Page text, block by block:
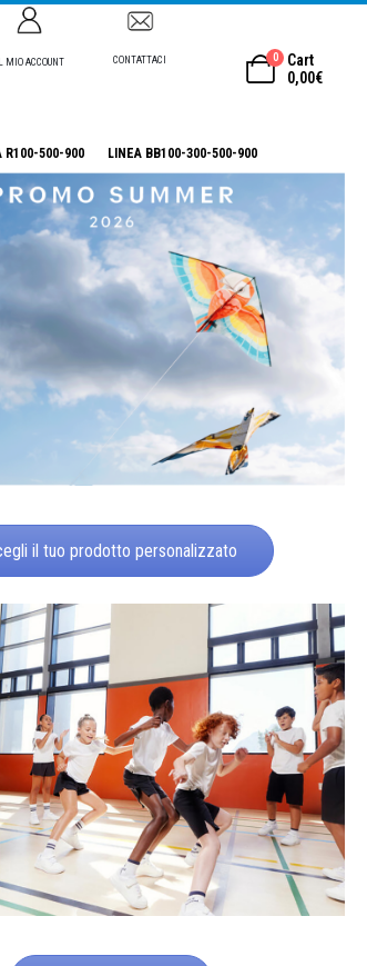
IL MIO ACCOUNT CONTATTACI 0
Cart
0,00€
R100-500-900 LINEA BB100-300-500-900
il tuo prodotto personalizzato